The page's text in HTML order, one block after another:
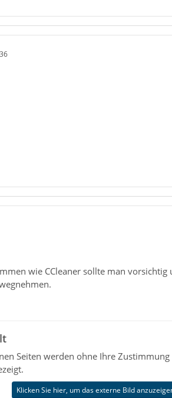
wie CCleaner sollte man
Seiten werden ohne Ihre
Klicken Sie hier, um das externe Bild